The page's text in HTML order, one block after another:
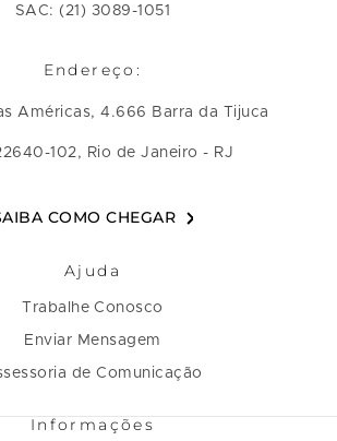
SAC: (21) 3089-1051
Endereço:
Américas, 4.666 Barra da Tijuca
102, Rio de Janeiro - RJ
COMO CHEGAR
Ajuda
Trabalhe Conosco
Enviar Mensagem
de Comunicação
Informações